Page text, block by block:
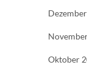
Oktober